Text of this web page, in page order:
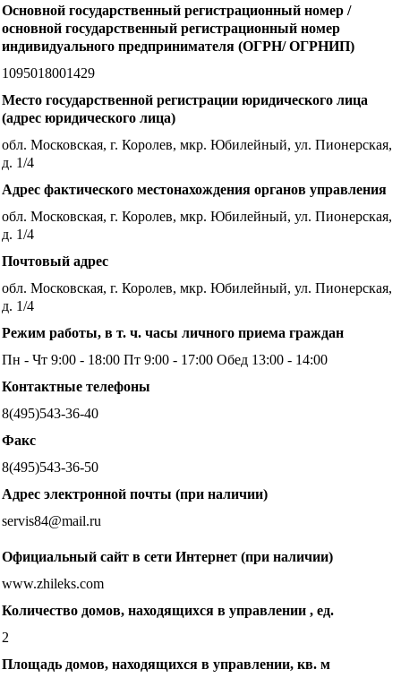
Основной государственный регистрационный номер /
основной государственный регистрационный номер
индивидуального предпринимателя (ОГРН/ ОГРНИП)
1095018001429
Место государственной регистрации юридического лица
(адрес юридического лица)
обл. Московская, г. Королев, мкр. Юбилейный, ул. Пионерская,
д. 1/4
Адрес фактического местонахождения органов управления
обл. Московская, г. Королев, мкр. Юбилейный, ул. Пионерская,
д. 1/4
Почтовый адрес
обл. Московская, г. Королев, мкр. Юбилейный, ул. Пионерская,
д. 1/4
Режим работы, в т. ч. часы личного приема граждан
Пн - Чт 9:00 - 18:00 Пт 9:00 - 17:00 Обед 13:00 - 14:00
Контактные телефоны
8(495)543-36-40
Факс
8(495)543-36-50
Адрес электронной почты (при наличии)
servis84@mail.ru
Официальный сайт в сети Интернет (при наличии)
www.zhileks.com
Количество домов, находящихся в управлении , ед.
2
Площадь домов, находящихся в управлении, кв. м